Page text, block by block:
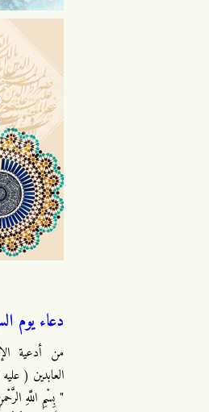
دعاء يوم
من أدعية
العابدين (
" بِسْمِ اللَّهِ